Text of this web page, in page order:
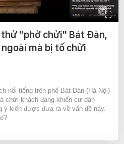
thử "phở chửi" Bát Đàn,
mà bị tố chửi
nổi tiếng trên phố Bát Đàn (Hà Nội)
chửi khách đang khiến cư dân
ý kiến được đưa ra về vấn đề này.